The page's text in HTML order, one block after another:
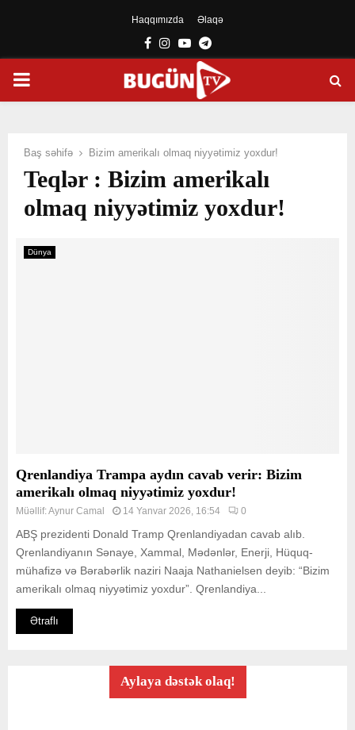
Haqqımızda Əlaqə
Facebook
Instagram
YoutubeTelegram
PRIMARY
Baş səhifə Bizim amerikalı olmaq niyyətimiz yoxdur!
Teqlər : Bizim amerikalı
olmaq niyyətimiz yoxdur!
Dünya
Qrenlandiya Trampa aydın cavab verir: Bizim
amerikalı olmaq niyyətimiz yoxdur!
Müəllif:Aynur Camal 14 Yanvar 2026, 16:54 0
ABŞ prezidenti Donald Tramp Qrenlandiyadan cavab alıb.
Qrenlandiyanın Sənaye, Xammal, Mədənlər, Enerji, Hüquq-
mühafizə və Bərabərlik naziri Naaja Nathanielsen deyib: “Bizim
amerikalı olmaq niyyətimiz yoxdur”. Qrenlandiya...
Ətraflı
Aylaya dəstək olaq!